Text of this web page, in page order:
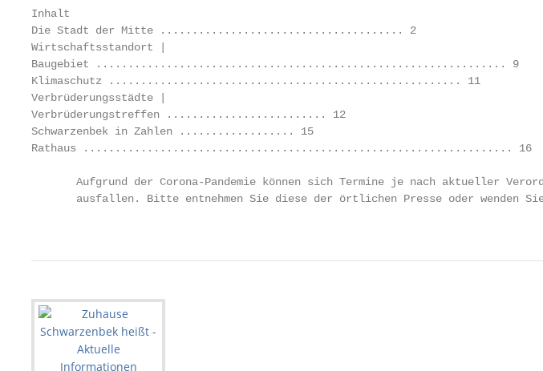
Inhalt
Die Stadt der Mitte ...................................... 2
Wirtschaftsstandort |
Baugebiet ................................................................ 9
Klimaschutz ....................................................... 11
Verbrüderungsstädte |
Verbrüderungstreffen ......................... 12
Schwarzenbek in Zahlen .................. 15
Rathaus ...................................................................
Aufgrund der Corona-Pandemie können sich Termine je nach aktueller
ausfallen. Bitte entnehmen Sie diese der örtlichen Presse oder wenden